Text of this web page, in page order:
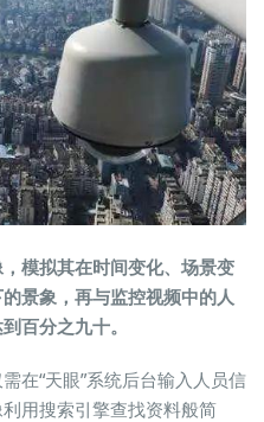
模拟其在时间变化、场景变
景象，再与监控视频中的人
百分之九十。
在“天眼”系统后台输入人员信
用搜索引擎查找资料般简